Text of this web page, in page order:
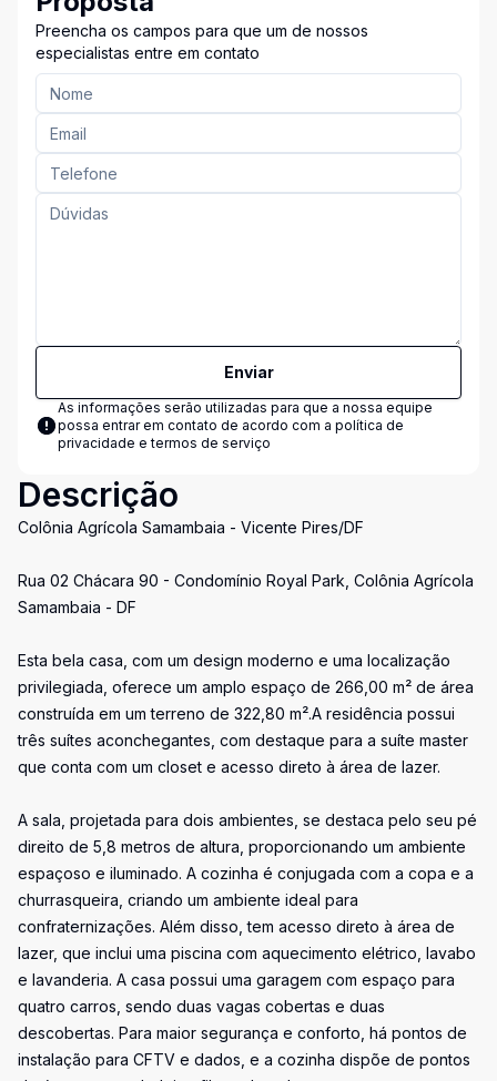
Preencha os campos para que um de nossos
especialistas entre em contato
Enviar
As informações serão utilizadas para que a nossa equipe
possa entrar em contato de acordo com a política de
privacidade e termos de serviço
Descrição
Colônia Agrícola Samambaia - Vicente Pires/DF
Rua 02 Chácara 90 - Condomínio Royal Park, Colônia Agrícola
Samambaia - DF
Esta bela casa, com um design moderno e uma localização
privilegiada, oferece um amplo espaço de 266,00 m² de área
construída em um terreno de 322,80 m².A residência possui
três suítes aconchegantes, com destaque para a suíte master
que conta com um closet e acesso direto à área de lazer.
A sala, projetada para dois ambientes, se destaca pelo seu pé
direito de 5,8 metros de altura, proporcionando um ambiente
espaçoso e iluminado. A cozinha é conjugada com a copa e a
churrasqueira, criando um ambiente ideal para
confraternizações. Além disso, tem acesso direto à área de
lazer, que inclui uma piscina com aquecimento elétrico, lavabo
e lavanderia. A casa possui uma garagem com espaço para
quatro carros, sendo duas vagas cobertas e duas
descobertas. Para maior segurança e conforto, há pontos de
instalação para CFTV e dados, e a cozinha dispõe de pontos